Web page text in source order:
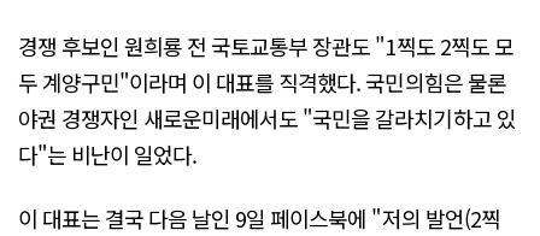
경쟁 후보인 원희룡 전 국토교통부 장관도 "1찍도 2찍도 모
두 계양구민"이라며 이 대표를 직격했다. 국민의힘은 물론
야권 경쟁자인 새로운미래에서도 "국민을 갈라치기하고 있
다"는 비난이 일었다.
이 대표는 결국 다음 날인 9일 페이스북에 "저의 발언(2찍